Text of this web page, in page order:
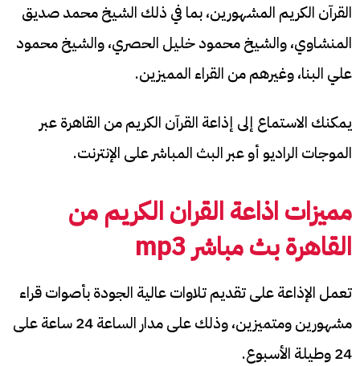
القرآن الكريم المشهورين، بما في ذلك الشيخ محمد صديق
المنشاوي، والشيخ محمود خليل الحصري، والشيخ محمود
علي البنا، وغيرهم من القراء المميزين.
يمكنك الاستماع إلى إذاعة القرآن الكريم من القاهرة عبر
الموجات الراديو أو عبر البث المباشر على الإنترنت.
مميزاتاذاعة القران الكريم من
القاهرة بث مباشرmp3
تعمل الإذاعة على تقديم تلاوات عالية الجودة بأصوات قراء
مشهورين ومتميزين، وذلك على مدار الساعة 24 ساعة على
24 وطيلة الأسبوع.